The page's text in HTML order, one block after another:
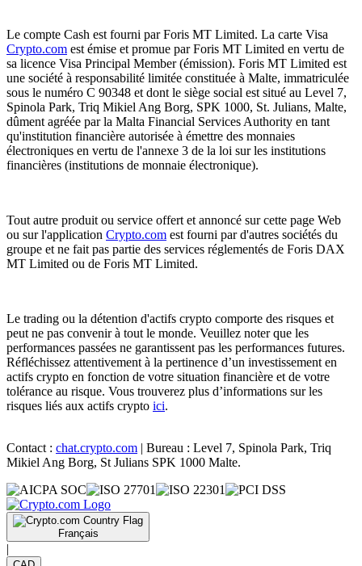
Le compte Cash est fourni par Foris MT Limited. La carte Visa
Crypto.com est émise et promue par Foris MT Limited en vertu de
sa licence Visa Principal Member (émission). Foris MT Limited est
une société à responsabilité limitée constituée à Malte, immatriculée
sous le numéro C 90348 et dont le siège social est situé au Level 7,
Spinola Park, Triq Mikiel Ang Borg, SPK 1000, St. Julians, Malte,
dûment agréée par la Malta Financial Services Authority en tant
qu'institution financière autorisée à émettre des monnaies
électroniques en vertu de l'annexe 3 de la loi sur les institutions
financières (institutions de monnaie électronique).
Tout autre produit ou service offert et annoncé sur cette page Web
ou sur l'application Crypto.com est fourni par d'autres sociétés du
groupe et ne fait pas partie des services réglementés de Foris DAX
MT Limited ou de Foris MT Limited.
Le trading ou la détention d'actifs crypto comporte des risques et
peut ne pas convenir à tout le monde. Veuillez noter que les
performances passées ne garantissent pas les performances futures.
Réfléchissez attentivement à la pertinence d’un investissement en
actifs crypto en fonction de votre situation financière et de votre
tolérance au risque. Vous trouverez plus d’informations sur les
risques liés aux actifs crypto ici.
Contact : chat.crypto.com | Bureau : Level 7, Spinola Park, Triq
Mikiel Ang Borg, St Julians SPK 1000 Malte.
Français
|